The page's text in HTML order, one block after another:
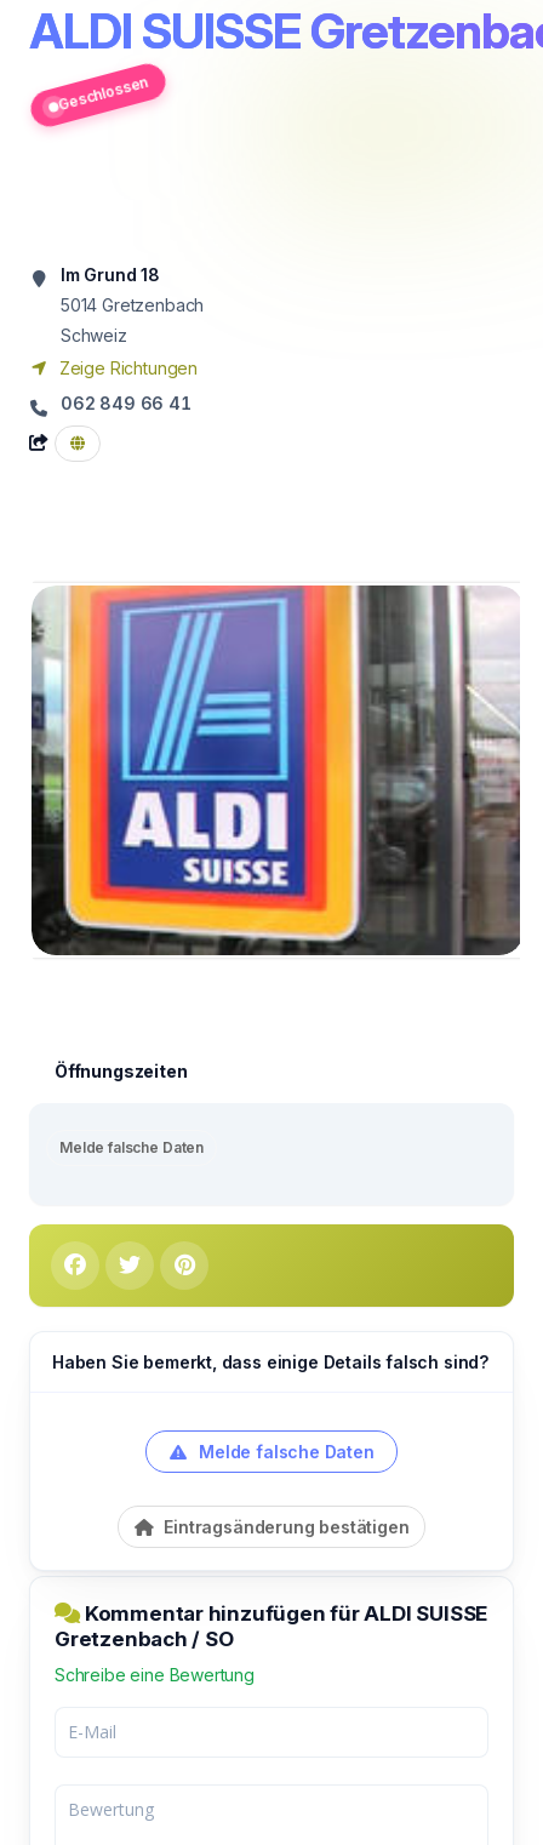
ALDI SUISSE
Geschlossen
Im Grund 18
5014 Gretzenbach
Schweiz
Zeige Richtungen
062 849 66 41
Öffnungszeiten
Melde falsche Daten
Haben Sie bemerkt, dass einige Details falsch sind?
Melde falsche Daten
Eintragsänderung bestätigen
Kommentar hinzufügen für ALDI SUISSE
Gretzenbach / SO
Schreibe eine Bewertung